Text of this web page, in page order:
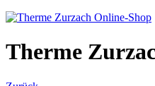
Therme